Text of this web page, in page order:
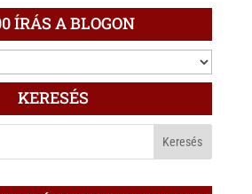
ÍRÁS A BLOGON
KERESÉS